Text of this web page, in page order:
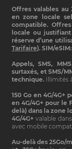
Configurer mon
Suivre ma
Résilier un contrat
Nous contacter
Politique de
Protection de
Guide pratique des
Informations légales
Offres valables au
en zone locale
compatible.
locale ou
réserve d’une
Tarifaire). SIM/
Appels, SMS,
surtaxés, et SMS/
technique. Illimités
150 Go en 4G/4G+
en 4G/4G+ pour le
delà) dans la zone
4G/4G+ valable
avec mobile
Au-delà des 25Go/